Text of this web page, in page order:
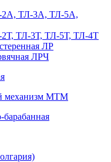
2А, ТЛ-3А, ТЛ-5А,
2Т, ТЛ-3Т, ТЛ-5Т, ТЛ-4Т
ЛР
ЛРЧ
механизм МТМ